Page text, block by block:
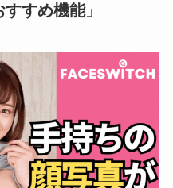
すめ機能」